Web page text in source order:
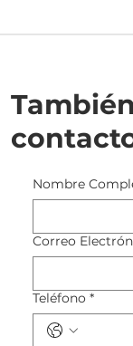
Nombre
Correo
Teléfono *